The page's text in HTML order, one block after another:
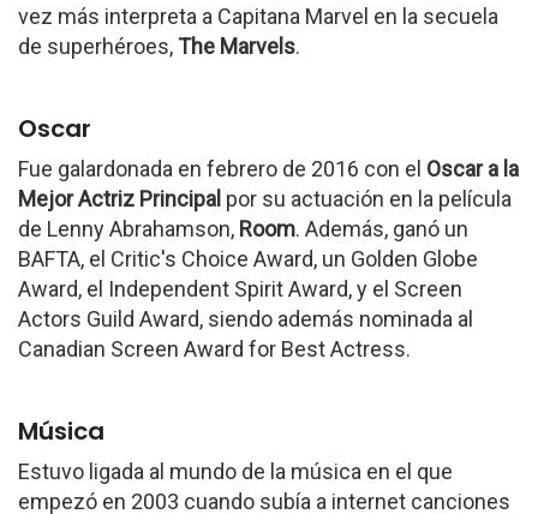
vez más interpreta a Capitana Marvel en la secuela
de superhéroes, The Marvels.
Oscar
Fue galardonada en febrero de 2016 con el Oscar a la
Mejor Actriz Principal por su actuación en la película
de Lenny Abrahamson, Room. Además, ganó un
BAFTA, el Critic's Choice Award, un Golden Globe
Award, el Independent Spirit Award, y el Screen
Actors Guild Award, siendo además nominada al
Canadian Screen Award for Best Actress.
Música
Estuvo ligada al mundo de la música en el que
empezó en 2003 cuando subía a internet canciones